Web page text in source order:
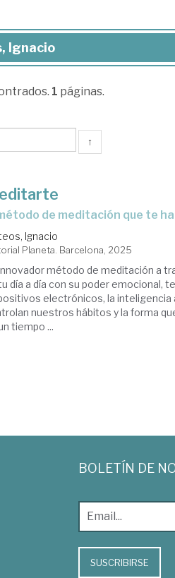
Ignacio
1 páginas.
↑
método de meditación que te
Ignacio
Planeta. Barcelona, 2025
método de meditación a
día a día con su poder emocional,
electrónicos, la
nuestros hábitos y la forma
tiempo ...
BOLETÍN DE
SUSCRIBIRSE